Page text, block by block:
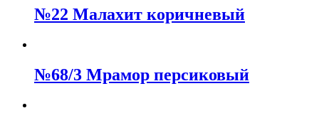
№22 Малахит коричневый
№68/3 Мрамор персиковый